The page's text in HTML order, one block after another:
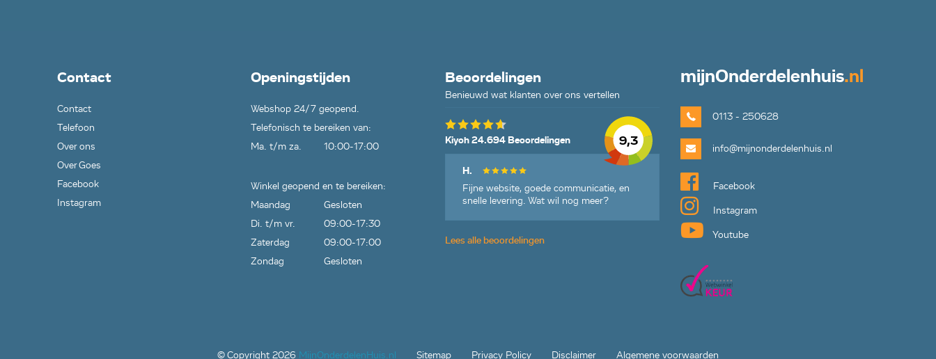
Contact
Contact
Telefoon
Over ons
Over Goes
Facebook
Instagram
Openingstijden
Webshop 24/7 geopend.
Telefonisch te bereiken van:
Ma. t/m za.
10:00-17:00
Winkel geopend en te bereiken:
Maandag
Gesloten
Di. t/m vr.
09:00-17:30
Zaterdag
09:00-17:00
Zondag
Gesloten
Beoordelingen
Benieuwd wat klanten over ons vertellen
9,3
Kiyoh 24.694 Beoordelingen
H.
Fijne website, goede communicatie, en
snelle levering. Wat wil nog meer?
Lees alle beoordelingen
mijnOnderdelenhuis.nl
0113 - 250628
info@mijnonderdelenhuis.nl
Facebook
Instagram
Youtube
© Copyright 2026 MijnOnderdelenHuis.nl Sitemap Privacy Policy Disclaimer Algemene voorwaarden